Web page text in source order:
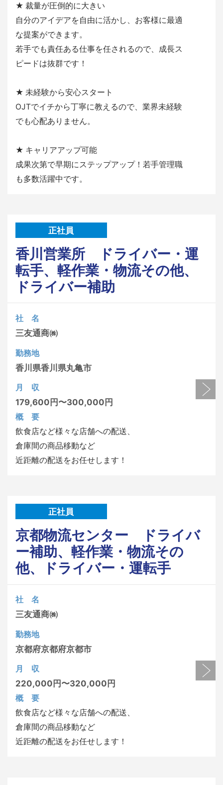
★ 裁量が圧倒的に大きい
自分のアイデアを自由に活かし、お客様に最適
な提案ができます。
若手でも責任ある仕事を任されるので、成長ス
ピードは抜群です！
★ 未経験から安心スタート
OJTでイチから丁寧に教えるので、業界未経験
でも心配ありません。
★ キャリアアップ可能
成果次第で早期にステップアップ！若手管理職
も多数活躍中です。
正社員
香川営業所 ドライバー・運
転手、軽作業・物流その他、
ドライバー補助
社 名
三友通商㈱
勤務地
香川県香川県丸亀市
月 収
179,600円〜300,000円
概 要
飲食店など様々な店舗への配送、
倉庫間の商品移動など
近距離の配送をお任せします！
正社員
京都物流センター ドライバ
ー補助、軽作業・物流その
他、ドライバー・運転手
社 名
三友通商㈱
勤務地
京都府京都府京都市
月 収
220,000円〜320,000円
概 要
飲食店など様々な店舗への配送、
倉庫間の商品移動など
近距離の配送をお任せします！